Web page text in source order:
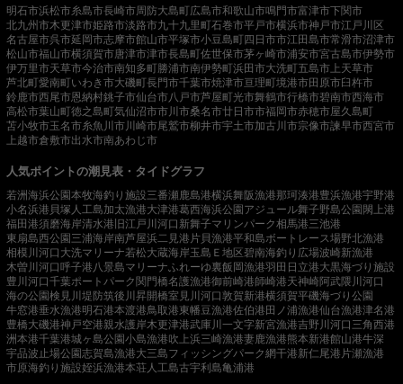
明石市浜松市糸島市長崎市周防大島町広島市和歌山市鳴門市富津市下関市
北九州市木更津市姫路市淡路市九十九里町石巻市平戸市横浜市神戸市江戸川区
名古屋市呉市延岡市志摩市館山市平塚市小豆島町四日市市江田島市常滑市沼津市
松山市福山市横須賀市唐津市津市長島町佐世保市茅ヶ崎市浦安市宮古島市伊勢市
伊万里市天草市今治市南知多町勝浦市南伊勢町浜田市大洗町五島市 上天草市
芦北町愛南町いわき市大磯町長門市千葉市焼津市亘理町境港市田原市臼杵市
鈴鹿市西尾市恩納村銚子市仙台市八戸市芦屋町光市舞鶴市行橋市碧南市西海市
高松市葉山町徳之島町気仙沼市市川市桑名市廿日市市福岡市赤穂市屋久島町
苫小牧市玉名市糸魚川市川崎市尾鷲市柳井市宇土市加古川市宗像市諫早市西宮市
上越市倉敷市出水市南あわじ市
人気ポイントの潮見表・タイドグラフ
若洲海浜公園本牧海釣り施設三番瀬鹿島港横浜舞阪漁港那珂湊港豊浜漁港宇野港
小名浜港 貝塚人工島加太漁港大津港葛西海浜公園 アジュール舞子野島公園 閖上港
福田港須磨海岸清水港 旧江戸川河口 新舞子マリンパーク相馬港三池港
東扇島西公園 三浦海岸南芦屋浜二見港 片貝漁港平和島ボートレース場野北漁港
相模川河口 大洗マリーナ若松大蔵海岸玉島Ｅ地区碧南海釣り広場波崎新漁港
木曽川河口呼子港八景島マリーナふれーゆ裏飯岡漁港羽田 日立港大黒海づり施設
豊川河口千葉ポートパーク 関門橋名護漁港御前崎港師崎港天神崎 阿武隈川河口
海の公園検見川堤防筑後川昇開橋室見川河口敦賀新港横須賀平磯海づり公園
牛窓港垂水漁港明石港本渡港鳥取港東幡豆漁港佐伯港 田ノ浦漁港仙台漁港津名港
豊橋大磯港神戸空港親水護岸木更津港武庫川一文字新宮漁港吉野川河口 三角西港
洲本港千葉港城ヶ島公園小島漁港吹上浜三崎漁港妻鹿漁港熊本新港館山港牛深
宇品波止場公園志賀島漁港大三島フィッシングパーク網干港新仁尾港 片瀬漁港
市原海釣り施設姪浜漁港本荘人工島古宇利島亀浦港